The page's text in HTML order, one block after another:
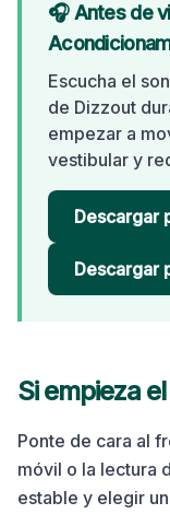
🎧 Antes de
Escucha el
de Dizzout
empezar a
vestibular y
Descargar
Descargar
Si empieza
Ponte de cara al
móvil o la lectura
estable y elegir